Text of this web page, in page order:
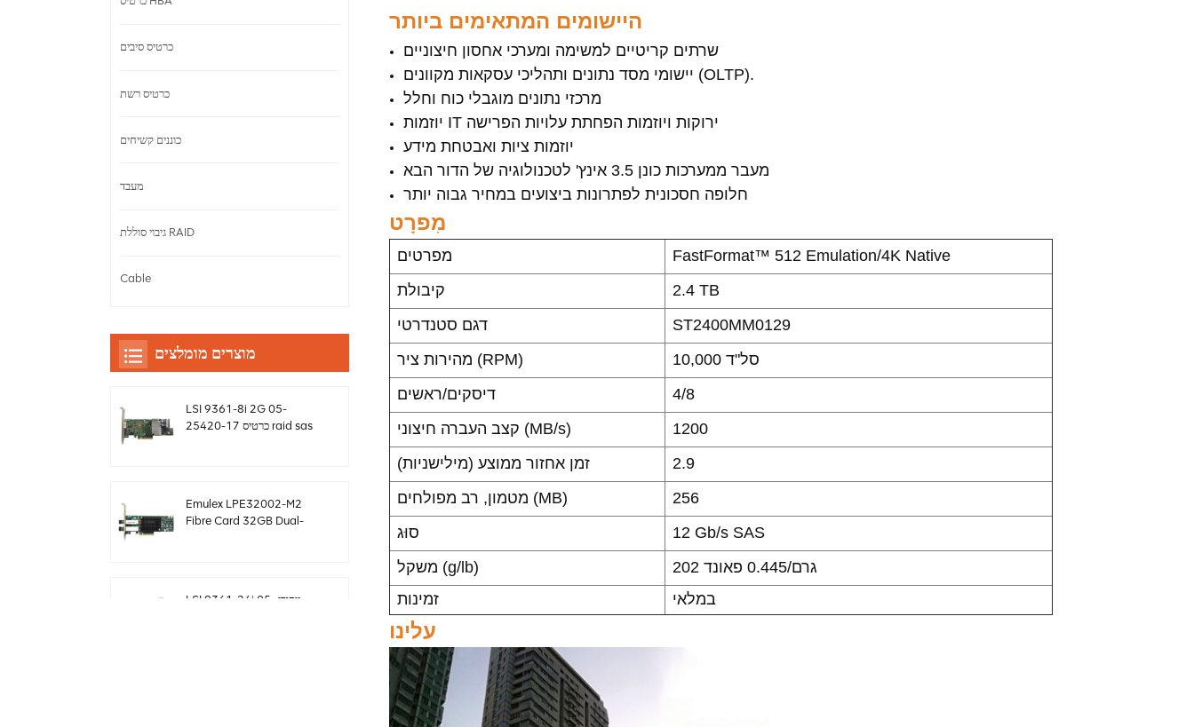
היישומים המתאימים ביותר
שרתים קריטיים למשימה ומערכי אחסון חיצוניים
יישומי מסד נתונים ותהליכי עסקאות מקוונים (OLTP).
מרכזי נתונים מוגבלי כוח וחלל
יוזמות IT ירוקות ויוזמות הפחתת עלויות הפרישה
יוזמות ציות ואבטחת מידע
מעבר ממערכות כונן 3.5 אינץ' לטכנולוגיה של הדור הבא
חלופה חסכונית לפתרונות ביצועים במחיר גבוה יותר
מִפרָט
מפרטים
FastFormat™ 512 Emulation/4K Native
קיבולת
2.4 TB
דגם סטנדרטי
ST2400MM0129
מהירות ציר (RPM)
10,000 סל"ד
דיסקים/ראשים
4/8
קצב העברה חיצוני (MB/s)
1200
זמן אחזור ממוצע (מילישניות)
2.9
מטמון, רב מפולחים (MB)
256
סוּג
12 Gb/s SAS
משקל (g/lb)
202 גרם/0.445 פאונד
זמינות
במלאי
עלינו
כרטיס סיבים
כרטיס רשת
כוננים קשיחים
מעבד
גיבוי סוללת RAID
Cable
מוצרים מומלצים
LSI 9361-8i 2G 05-
25420-17 כרטיס raid sas
Emulex LPE32002-M2
Fibre Card 32GB Dual-
LSI 9361-24i מקורי 05-